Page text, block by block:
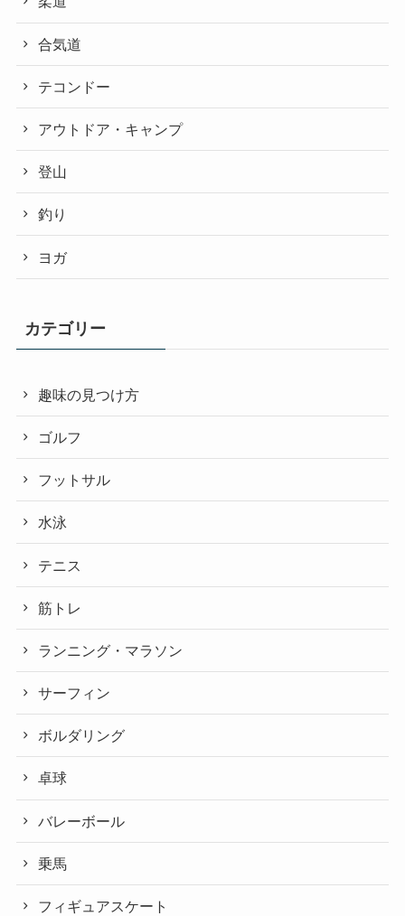
合気道
テコンドー
アウトドア・キャンプ
登山
釣り
ヨガ
カテゴリー
趣味の見つけ方
ゴルフ
フットサル
水泳
テニス
筋トレ
ランニング・マラソン
サーフィン
ボルダリング
卓球
バレーボール
乗馬
フィギュアスケート